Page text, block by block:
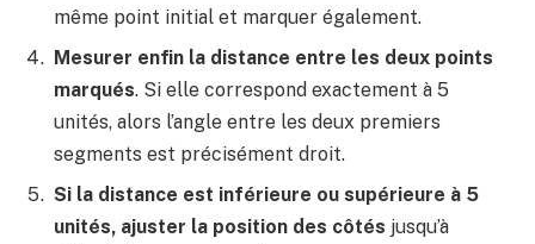
même point initial et marquer également.
Mesurer enfin la distance entre les deux points
marqués. Si elle correspond exactement à 5
unités, alors l’angle entre les deux premiers
segments est précisément droit.
Si la distance est inférieure ou supérieure à 5
unités, ajuster la position des côtés jusqu’à